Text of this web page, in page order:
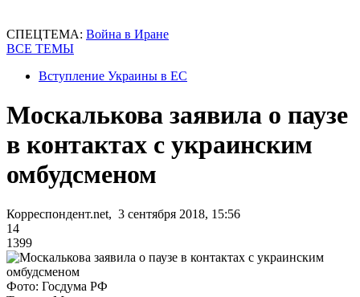
СПЕЦТЕМА: Война в Иране
ВСЕ ТЕМЫ
Вступление Украины в ЕС
Москалькова заявила о паузе
в контактах с украинским
омбудсменом
Корреспондент.net, 3 сентября 2018, 15:56
14
1399
Фото: Госдума РФ